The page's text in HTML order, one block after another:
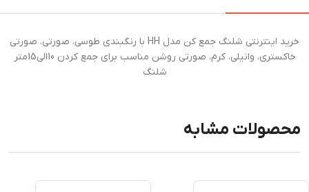
خرید اینترنتی شلنگ جمع کن مدل HH با رنگبندی طوسی، صورتی، صورتی
خاکستری، وانیلی، کرم، صورتی روشن مناسب برای جمع کردن 10الی15متر
شلنگ
محصولات مشابه